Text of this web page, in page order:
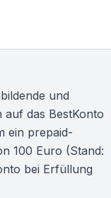
und
auf das BestKonto
ein prepaid-
100 Euro (Stand:
bei Erfüllung